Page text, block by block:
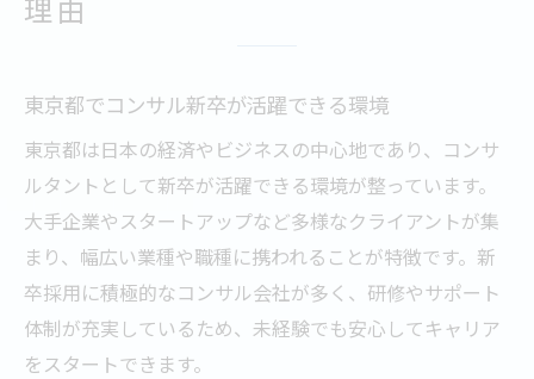
東京都でコンサル新卒が活躍できる環境
東京都は日本の経済やビジネスの中心地であり、コンサ
ルタントとして新卒が活躍できる環境が整っています。
大手企業やスタートアップなど多様なクライアントが集
まり、幅広い業種や職種に携われることが特徴です。新
卒採用に積極的なコンサル会社が多く、研修やサポート
体制が充実しているため、未経験でも安心してキャリア
をスタートできます。